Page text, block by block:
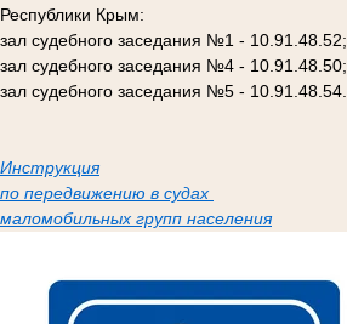
Республики Крым:
зал судебного заседания №1 - 10.91.48.52;
зал судебного заседания №4 - 10.91.48.50;
зал судебного заседания №5 - 10.91.48.54.
Инструкция
по передвижению в судах
маломобильных групп населения